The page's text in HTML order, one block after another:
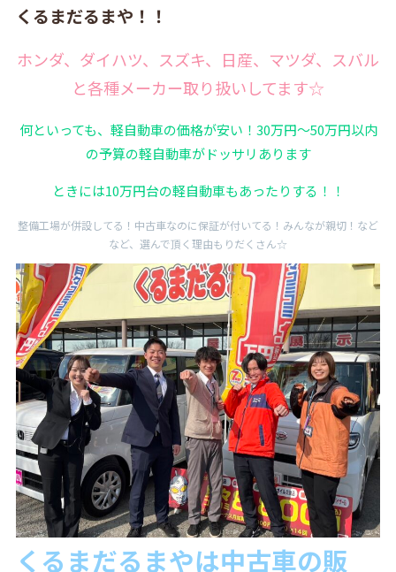
くるまだるまや！！
ホンダ、ダイハツ、スズキ、日産、マツダ、スバル
と各種メーカー取り扱いしてます☆
何といっても、軽自動車の価格が安い！30万円～50万円以内
の予算の軽自動車がドッサリあります
ときには10万円台の軽自動車もあったりする！！
整備工場が併設してる！中古車なのに保証が付いてる！みんなが親切！など
など、選んで頂く理由もりだくさん☆
くるまだるまやは中古車の販